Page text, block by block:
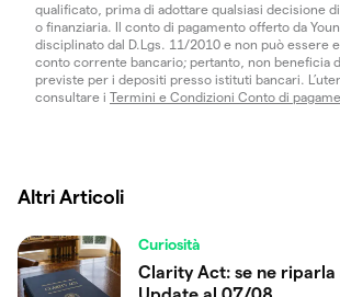
qualificato, prima di adottare qualsiasi decisione
o finanziaria. Il conto di pagamento offerto da
disciplinato dal D.Lgs. 11/2010 e non può essere
conto corrente bancario; pertanto, non beneficia
previste per i depositi presso istituti bancari.
consultare i Termini e Condizioni Conto di
Altri Articoli
Curiosità
Clarity Act: se ne riparla